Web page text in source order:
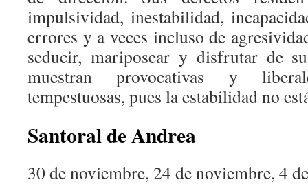
impulsividad, inestabilidad,
errores y a veces incluso de
seducir, mariposear y disfrutar de
muestran provocativas y
tempestuosas, pues la estabilidad no
Santoral de Andrea
30 de noviembre, 24 de noviembre, 4